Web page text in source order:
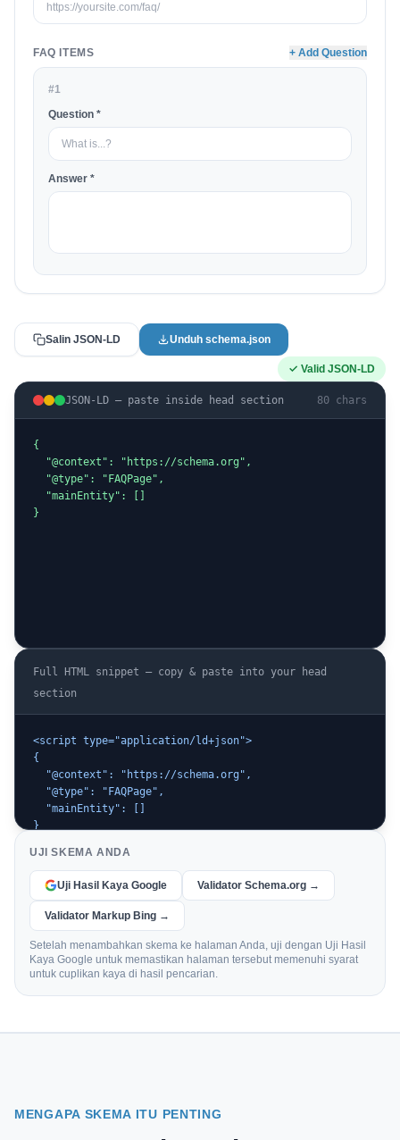
FAQ ITEMS + Add Question
#1
Question *
Answer *
Salin JSON-LD Unduh schema.json
✓ Valid JSON-LD
JSON-LD — paste inside head section 80 chars
{
  "@context": "https://schema.org",
  "@type": "FAQPage",
  "mainEntity": []
}
Full HTML snippet — copy & paste into your head
section
<script type="application/ld+json">
{
  "@context": "https://schema.org",
  "@type": "FAQPage",
  "mainEntity": []
}
UJI SKEMA ANDA
Uji Hasil Kaya Google Validator Schema.org →
Validator Markup Bing →
Setelah menambahkan skema ke halaman Anda, uji dengan Uji Hasil
Kaya Google untuk memastikan halaman tersebut memenuhi syarat
untuk cuplikan kaya di hasil pencarian.
MENGAPA SKEMA ITU PENTING